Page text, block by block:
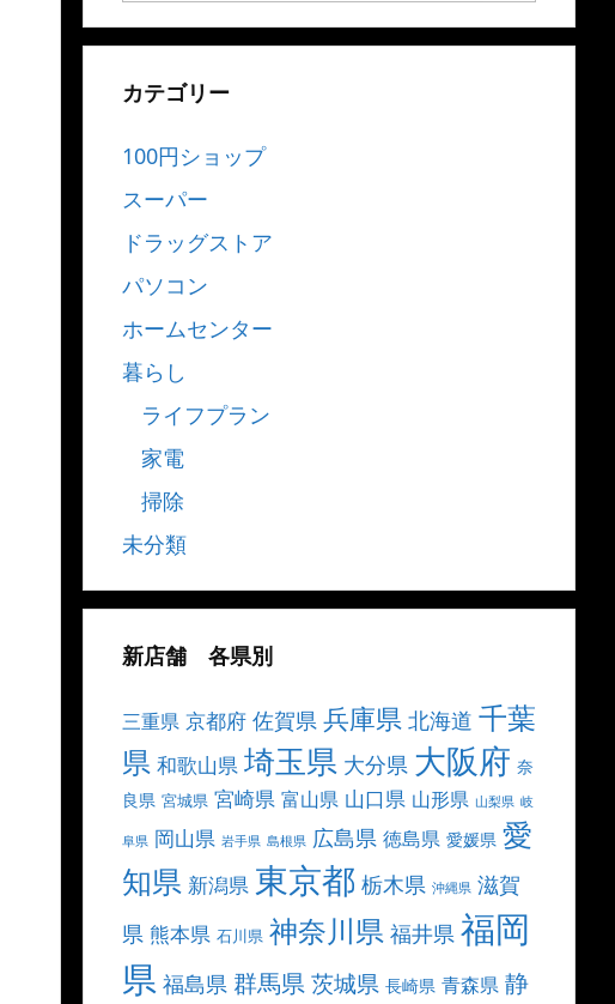
カテゴリー
100円ショップ
スーパー
ドラッグストア
パソコン
ホームセンター
暮らし
ライフプラン
家電
掃除
未分類
新店舗 各県別
三重県 京都府 佐賀県 兵庫県 北海道 千葉
県 和歌山県 埼玉県 大分県 大阪府 奈
良県 宮城県 宮崎県 富山県 山口県 山形県 山梨県 岐
阜県 岡山県 岩手県 島根県 広島県 徳島県 愛媛県 愛
知県 新潟県 東京都 栃木県 沖縄県 滋賀
県 熊本県 石川県 神奈川県 福井県 福岡
県 福島県 群馬県茨城県 長崎県 青森県 静